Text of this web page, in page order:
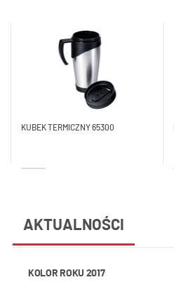
KUBEK TERMICZNY 65300
AKTUALNOŚCI
KOLOR ROKU 2017